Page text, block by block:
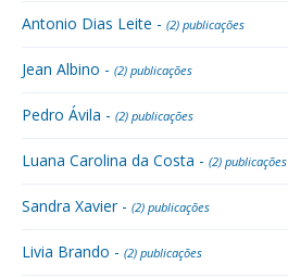
Antonio Dias Leite - (2) publicações
Jean Albino - (2) publicações
Pedro Ávila - (2) publicações
Luana Carolina da Costa - (2) publicações
Sandra Xavier - (2) publicações
Livia Brando - (2) publicações